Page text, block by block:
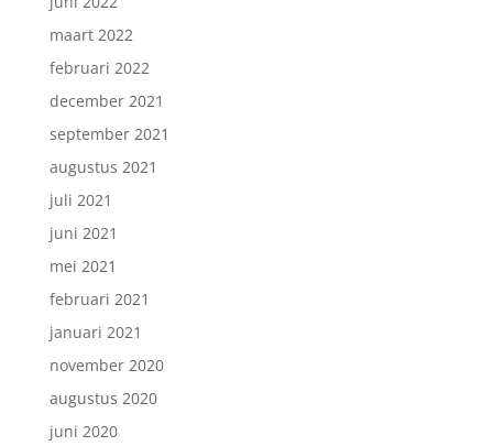
maart 2022
februari 2022
december 2021
september 2021
augustus 2021
juli 2021
juni 2021
mei 2021
februari 2021
januari 2021
november 2020
augustus 2020
juni 2020